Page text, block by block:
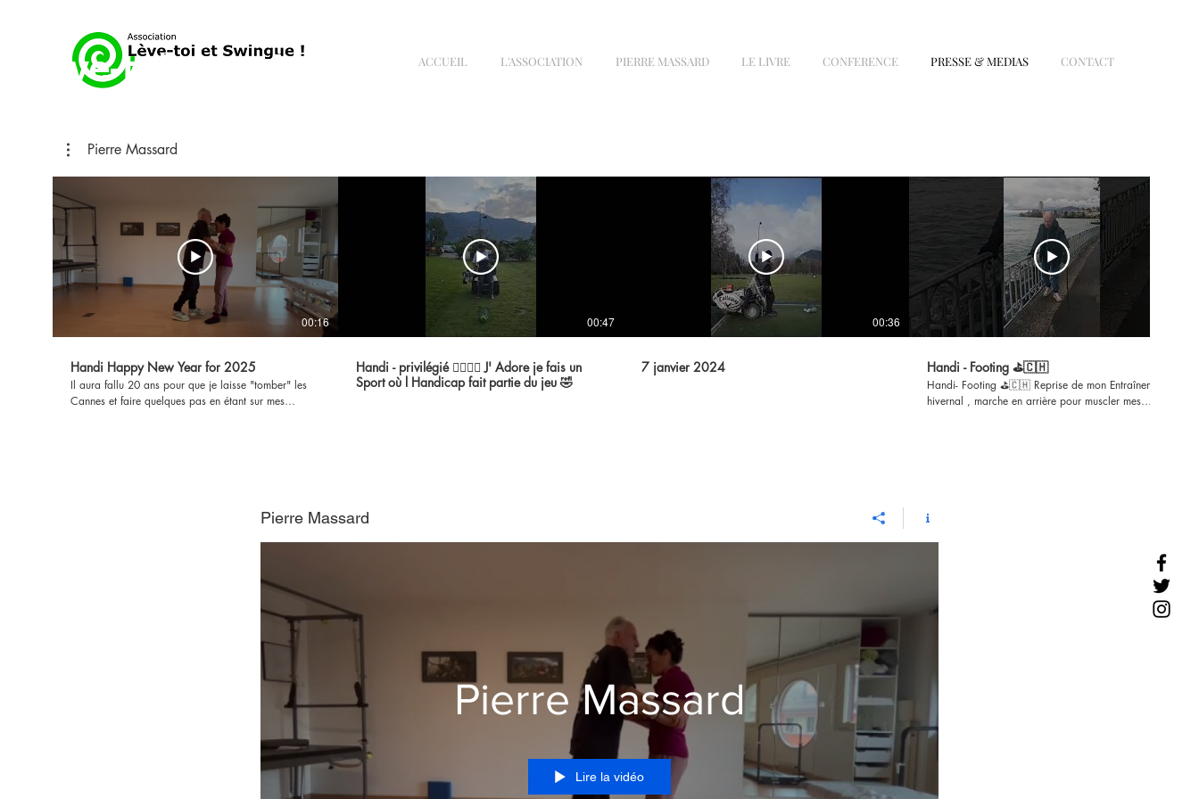
ACCUEIL L'ASSOCIATION PIERRE MASSARD LE LIVRE CONFERENCE PRESSE & MEDIAS CONTACT
Lève-toi et swingue
Pierre Massard
00:16
Handi Happy New Year for 2025
Il aura fallu 20 ans pour que je laisse "tomber" les
Cannes et faire quelques pas en étant sur mes
00:47
Handi - privilégié 🏌‍♂️🇨🇭 J' Adore je fais un
Sport où l Handicap fait partie du jeu 🤣
00:36
7 janvier 2024 Handi - Footing ⛳️🇨🇭
Handi- Footing ⛳️🇨🇭 Reprise de mon Entraînement
hivernal , marche en arrière pour muscler mes
Pierre Massard
Pierre Massard
Lire la vidéo